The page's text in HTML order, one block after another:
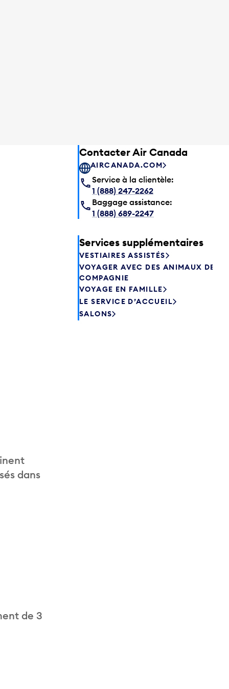
dans
de 3
Contacter Air Canada
AIRCANADA.COM
Service à la clientèle:
1 (888) 247-2262
Baggage assistance:
1 (888) 689-2247
Services supplémentaires
VESTIAIRES ASSISTÉS
VOYAGER AVEC DES ANIMAUX DE
COMPAGNIE
VOYAGE EN FAMILLE
LE SERVICE D’ACCUEIL
SALONS